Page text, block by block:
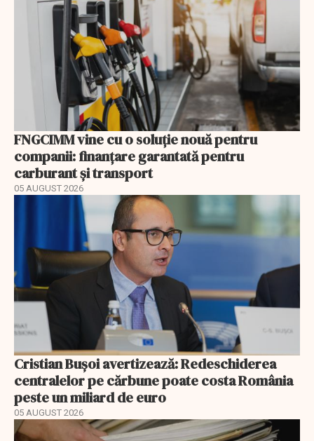
FNGCIMM vine cu o soluție nouă pentru
companii: finanțare garantată pentru
carburant și transport
05 AUGUST 2026
Cristian Bușoi avertizează: Redeschiderea
centralelor pe cărbune poate costa România
peste un miliard de euro
05 AUGUST 2026